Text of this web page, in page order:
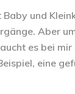
und
Aber
es bei mir
eine